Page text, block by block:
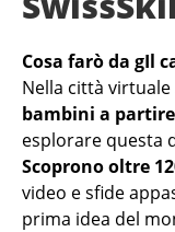
Cosa farò da gIl
Nella città virtuale
bambini a
esplorare questa
Scoprono oltre
video e sfide
prima idea del